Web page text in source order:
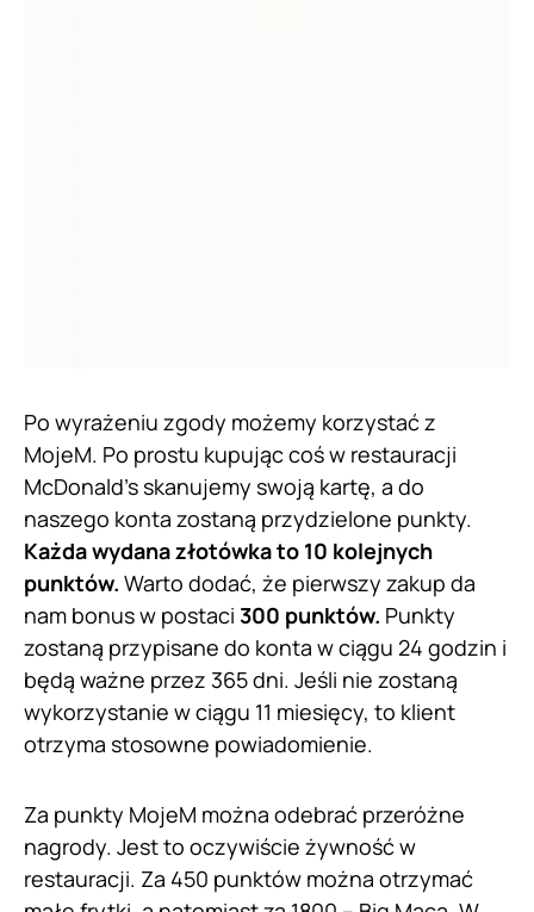
Po wyrażeniu zgody możemy korzystać z
MojeM. Po prostu kupując coś w restauracji
McDonald’s skanujemy swoją kartę, a do
naszego konta zostaną przydzielone punkty.
Każda wydana złotówka to 10 kolejnych
punktów. Warto dodać, że pierwszy zakup da
nam bonus w postaci 300 punktów. Punkty
zostaną przypisane do konta w ciągu 24 godzin i
będą ważne przez 365 dni. Jeśli nie zostaną
wykorzystanie w ciągu 11 miesięcy, to klient
otrzyma stosowne powiadomienie.
Za punkty MojeM można odebrać przeróżne
nagrody. Jest to oczywiście żywność w
restauracji. Za 450 punktów można otrzymać